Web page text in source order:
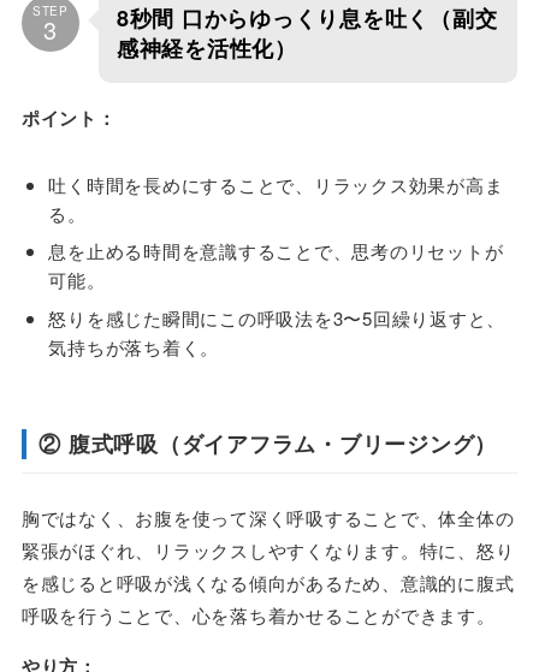
STEP
3 8秒間 口からゆっくり息を吐く（副交
感神経を活性化）
ポイント：
吐く時間を長めにすることで、リラックス効果が高ま
る。
息を止める時間を意識することで、思考のリセットが
可能。
怒りを感じた瞬間にこの呼吸法を3〜5回繰り返すと、
気持ちが落ち着く。
② 腹式呼吸（ダイアフラム・ブリージング）
胸ではなく、お腹を使って深く呼吸することで、体全体の
緊張がほぐれ、リラックスしやすくなります。特に、怒り
を感じると呼吸が浅くなる傾向があるため、意識的に腹式
呼吸を行うことで、心を落ち着かせることができます。
やり方：